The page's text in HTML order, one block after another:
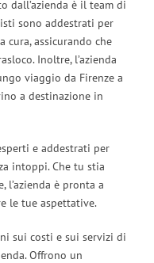
dall’azienda è il team di
sono addestrati per
cura, assicurando che
Inoltre, l’azienda
viaggio da Firenze a
a destinazione in
e addestrati per
intoppi. Che tu stia
l’azienda è pronta a
le tue aspettative.
sui costi e sui servizi di
Offrono un